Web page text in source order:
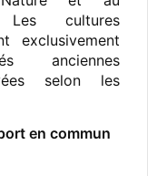
Les cultures
exclusivement
anciennes
selon les
en commun